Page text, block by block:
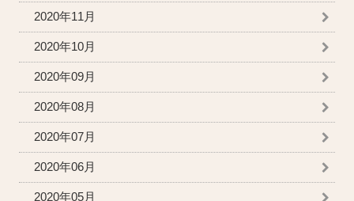
2020年11月
2020年10月
2020年09月
2020年08月
2020年07月
2020年06月
2020年05月